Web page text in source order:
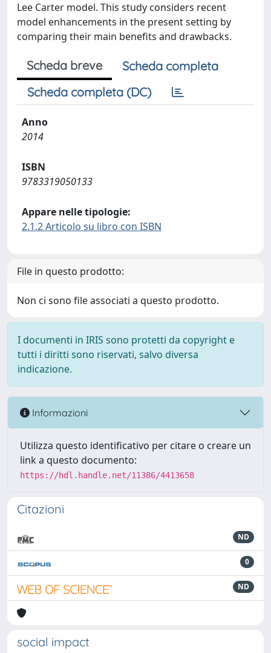
Lee Carter model. This study considers recent
model enhancements in the present setting by
comparing their main benefits and drawbacks.
Scheda breve
Scheda completa
Scheda completa (DC)
Anno
2014
ISBN
9783319050133
Appare nelle tipologie:
2.1.2 Articolo su libro con ISBN
File in questo prodotto:
Non ci sono file associati a questo prodotto.
I documenti in IRIS sono protetti da copyright e
tutti i diritti sono riservati, salvo diversa
indicazione.
Informazioni
Utilizza questo identificativo per citare o creare un
link a questo documento:
https://hdl.handle.net/11386/4413658
Citazioni
ND
0
ND
social impact